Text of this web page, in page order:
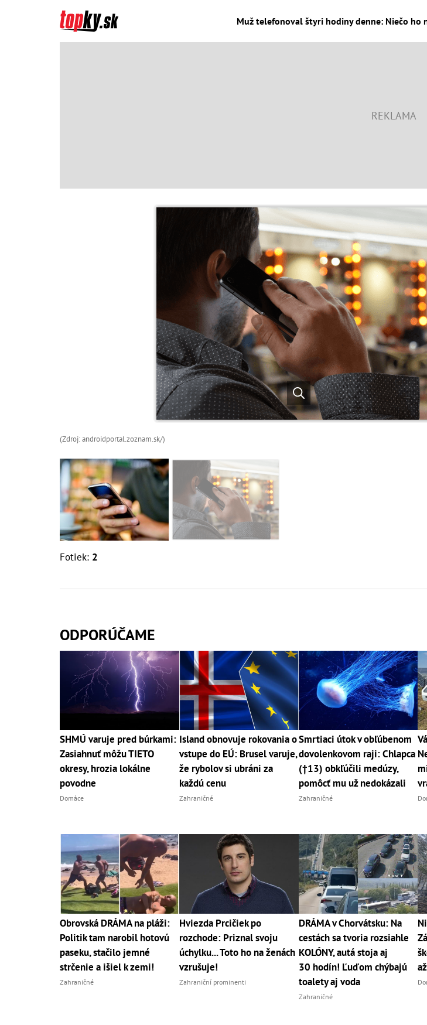
Muž telefonoval štyri hodiny denne: Niečo
(Zdroj: androidportal.zoznam.sk/)
Fotiek: 2
ODPORÚČAME
SHMÚ varuje pred búrkami:
Zasiahnuť môžu TIETO
okresy, hrozia lokálne
povodne
Domáce
Island obnovuje rokovania o
vstupe do EÚ: Brusel varuje,
že rybolov si ubráni za
každú cenu
Zahraničné
Smrtiaci útok v obľúbenom
dovolenkovom raji: Chlapca
(†13) obkľúčili medúzy,
pomôcť mu už nedokázali
Zahraničné
Obrovská DRÁMA na pláži:
Politik tam narobil hotovú
paseku, stačilo jemné
strčenie a išiel k zemi!
Zahraničné
Hviezda Prcičiek po
rozchode: Priznal svoju
úchylku... Toto ho na ženách
vzrušuje!
Zahraniční prominenti
DRÁMA v Chorvátsku: Na
cestách sa tvoria rozsiahle
KOLÓNY, autá stoja aj
30 hodín! Ľuďom chýbajú
toalety aj voda
Zahraničné